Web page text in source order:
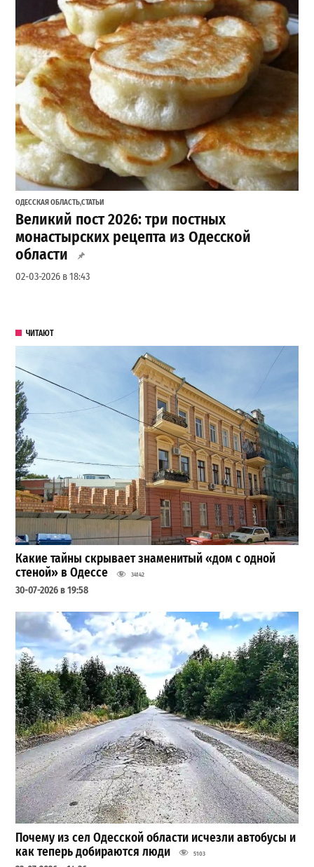
ОДЕССКАЯ ОБЛАСТЬ,СТАТЬИ
Великий пост 2026: три постных
монастырских рецепта из Одесской
области
02-03-2026 в 18:43
ЧИТАЮТ
Какие тайны скрывает знаменитый «дом с одной
стеной» в Одессе
34142
30-07-2026 в 19:58
Почему из сел Одесской области исчезли автобусы и
как теперь добираются люди
5103